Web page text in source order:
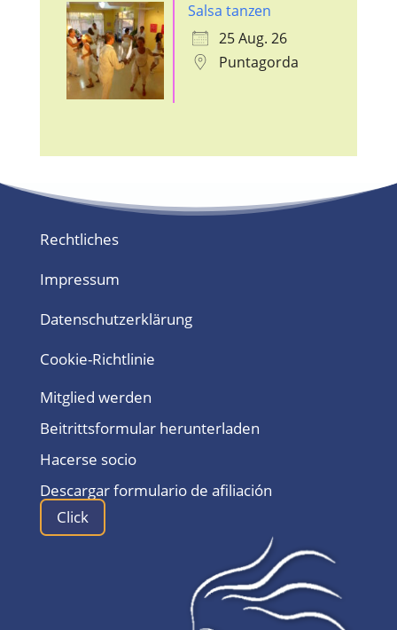
Salsa tanzen
25 Aug. 26
Puntagorda
Rechtliches
Impressum
Datenschutzerklärung
Cookie-Richtlinie
Mitglied werden
Beitrittsformular herunterladen
Hacerse socio
Descargar formulario de afiliación
Click